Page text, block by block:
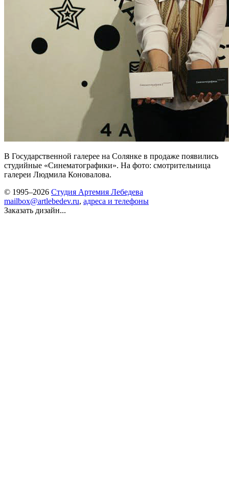
В Государственной галерее на Солянке в продаже появились
студийные «Синематографики». На фото: смотрительница
галереи Людмила Коновалова.
© 1995–2026 Студия Артемия Лебедева
mailbox@artlebedev.ru, адреса и телефоны
Заказать дизайн...